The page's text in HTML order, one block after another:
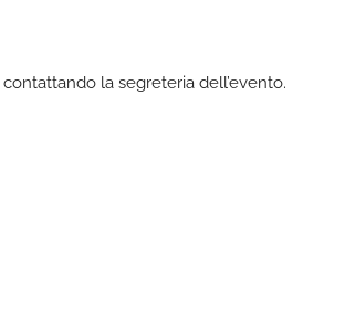
contattando la segreteria dell’evento.